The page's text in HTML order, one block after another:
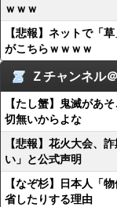
ｗｗｗ
【悲報】ネットで「
がこちらｗｗｗｗ
Ｚチャンネル
【たし蟹】鬼滅があ
切無いからよな
【悲報】花火大会、
い」と公式声明
【なぞ杉】日本人「
省したりする理由